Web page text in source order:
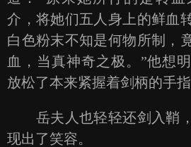
介，将她们五人身上的鲜血
白色粉末不知是何物所制，
血，当真神奇之极。”他想
放松了本来紧握着剑柄的手指
岳夫人也轻轻还剑入鞘，
现出了笑容。